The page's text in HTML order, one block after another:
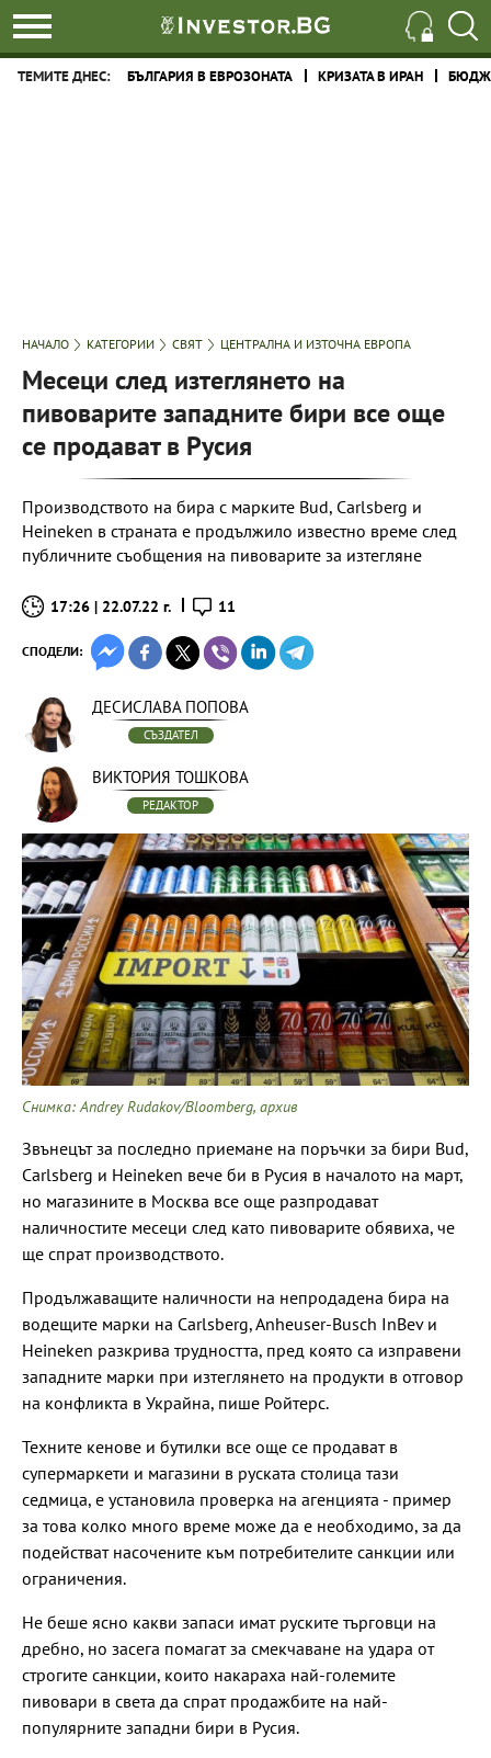
ТЕМИТЕ ДНЕС: БЪЛГАРИЯ В ЕВРОЗОНАТА КРИЗАТА В ИРАН
НАЧАЛО КАТЕГОРИИ СВЯТ ЦЕНТРАЛНА И ИЗТОЧНА ЕВРОПА
Месеци след изтеглянето на
пивоварите западните бири все още
се продават в Русия
Производството на бира с марките Bud, Carlsberg и
Heineken в страната е продължило известно време след
публичните съобщения на пивоварите за изтегляне
17:26 | 22.07.22 г. 11
СПОДЕЛИ:
ДЕСИСЛАВА ПОПОВА
СЪЗДАТЕЛ
ВИКТОРИЯ ТОШКОВА
РЕДАКТОР
Снимка: Andrey Rudakov/Bloomberg, архив
Звънецът за последно приемане на поръчки за бири Bud,
Carlsberg и Heineken вече би в Русия в началото на март,
но магазините в Москва все още разпродават
наличностите месеци след като пивоварите обявиха, че
ще спрат производството.
Продължаващите наличности на непродадена бира на
водещите марки на Carlsberg, Anheuser-Busch InBev и
Heineken разкрива трудността, пред която са изправени
западните марки при изтеглянето на продукти в отговор
на конфликта в Украйна, пише Ройтерс.
Техните кенове и бутилки все още се продават в
супермаркети и магазини в руската столица тази
седмица, е установила проверка на агенцията - пример
за това колко много време може да е необходимо, за да
подействат насочените към потребителите санкции или
ограничения.
Не беше ясно какви запаси имат руските търговци на
дребно, но засега помагат за смекчаване на удара от
строгите санкции, които накараха най-големите
пивовари в света да спрат продажбите на най-
популярните западни бири в Русия.